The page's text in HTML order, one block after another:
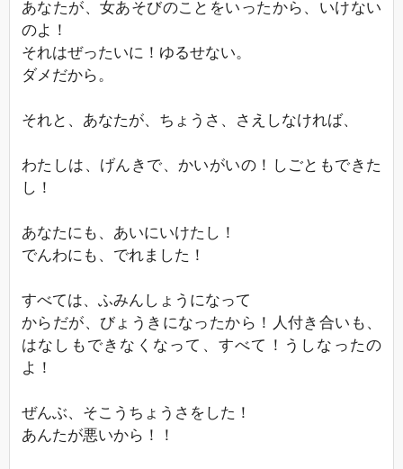
あなたが、女あそびのことをいったから、いけない
のよ！
それはぜったいに！ゆるせない。
ダメだから。
それと、あなたが、ちょうさ、さえしなければ、
わたしは、げんきで、かいがいの！しごともできた
し！
あなたにも、あいにいけたし！
でんわにも、でれました！
すべては、ふみんしょうになって
からだが、びょうきになったから！人付き合いも、
はなしもできなくなって、すべて！うしなったの
よ！
ぜんぶ、そこうちょうさをした！
あんたが悪いから！！